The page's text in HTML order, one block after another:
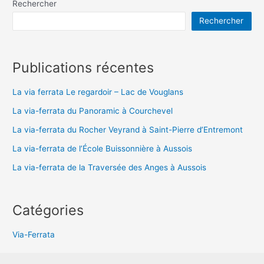
Rechercher
Rechercher
Publications récentes
La via ferrata Le regardoir – Lac de Vouglans
La via-ferrata du Panoramic à Courchevel
La via-ferrata du Rocher Veyrand à Saint-Pierre d’Entremont
La via-ferrata de l’École Buissonnière à Aussois
La via-ferrata de la Traversée des Anges à Aussois
Catégories
Via-Ferrata